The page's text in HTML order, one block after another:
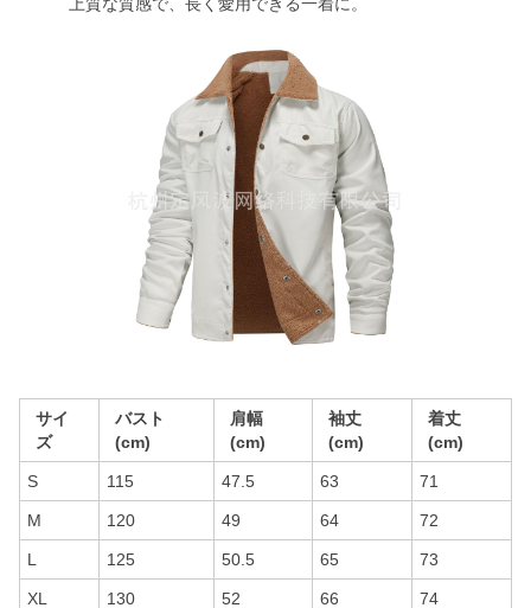
サイ
ズ
バスト
(cm)
肩幅
(cm)
袖丈
(cm)
着丈
(cm)
S 115 47.5 63 71
M 120 49 64 72
L 125 50.5 65 73
XL 130 52 66 74